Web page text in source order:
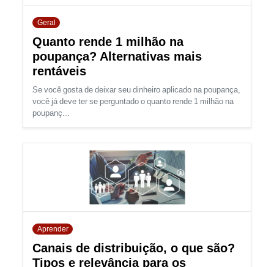
Geral
Quanto rende 1 milhão na
poupança? Alternativas mais
rentáveis
Se você gosta de deixar seu dinheiro aplicado na poupança,
você já deve ter se perguntado o quanto rende 1 milhão na
poupanç...
Aprender
Canais de distribuição, o que são?
Tipos e relevância para os